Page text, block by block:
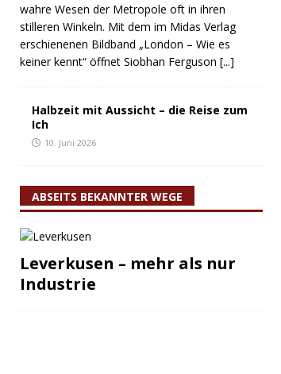
wahre Wesen der Metropole oft in ihren
stilleren Winkeln. Mit dem im Midas Verlag
erschienenen Bildband „London – Wie es
keiner kennt“ öffnet Siobhan Ferguson [...]
Halbzeit mit Aussicht – die Reise zum
Ich
10. Juni 2026
ABSEITS BEKANNTER WEGE
Leverkusen – mehr als nur
Industrie